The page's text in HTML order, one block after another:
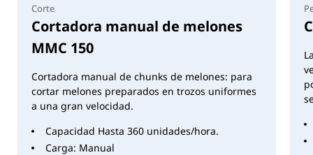
Corte
Cortadora manual de melones
MMC 150
Cortadora manual de chunks de melones: para
cortar melones preparados en trozos uniformes
a una gran velocidad.
Capacidad Hasta 360 unidades/hora.
Carga: Manual